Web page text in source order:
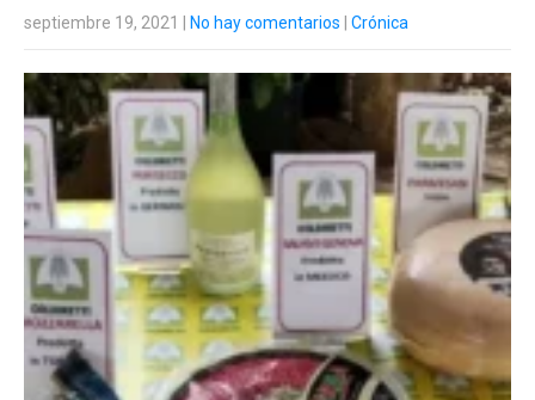
septiembre 19, 2021 No hay comentarios Crónica